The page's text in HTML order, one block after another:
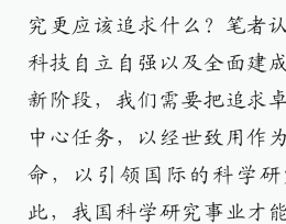
究更应该追求什么？笔者
科技自立自强以及全面建
新阶段，我们需要把追求
中心任务，以经世致用作
命，以引领国际的科学
此，我国科学研究事业才